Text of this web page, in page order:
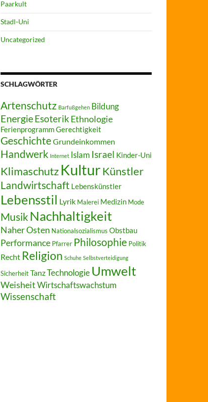
Paarkult
Stadl-Uni
Uncategorized
SCHLAGWÖRTER
Artenschutz Barfußgehen Bildung
EnergieEsoterik Ethnologie
FerienprogrammGerechtigkeit
GeschichteGrundeinkommen
Handwerk Internet Islam Israel Kinder-Uni
KlimaschutzKultur Künstler
Landwirtschaft Lebenskünstler
Lebensstil Lyrik Malerei Medizin Mode
MusikNachhaltigkeit
Naher Osten Nationalsozialismus Obstbau
Performance Pfarrer Philosophie Politik
Recht Religion Schuhe Selbstverteidigung
SicherheitTanzTechnologie Umwelt
WeisheitWirtschaftswachstum
Wissenschaft